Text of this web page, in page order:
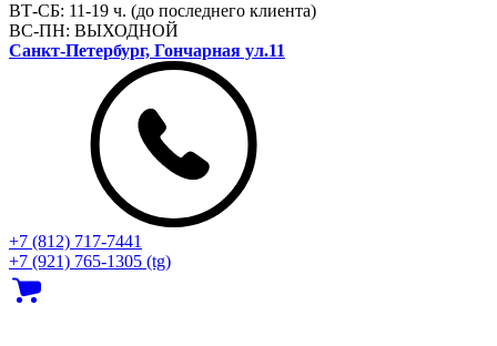
ВТ-СБ: 11-19 ч. (до последнего клиента)
ВС-ПН: ВЫХОДНОЙ
Санкт-Петербург, Гончарная ул.11
+7 (812) 717‑7441
+7 (921) 765-1305 (tg)